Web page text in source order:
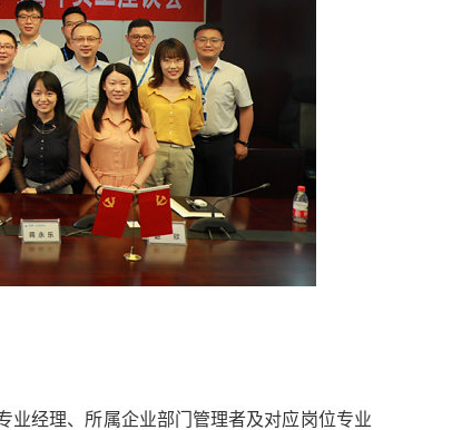
业经理、所属企业部门管理者及对应岗位专业